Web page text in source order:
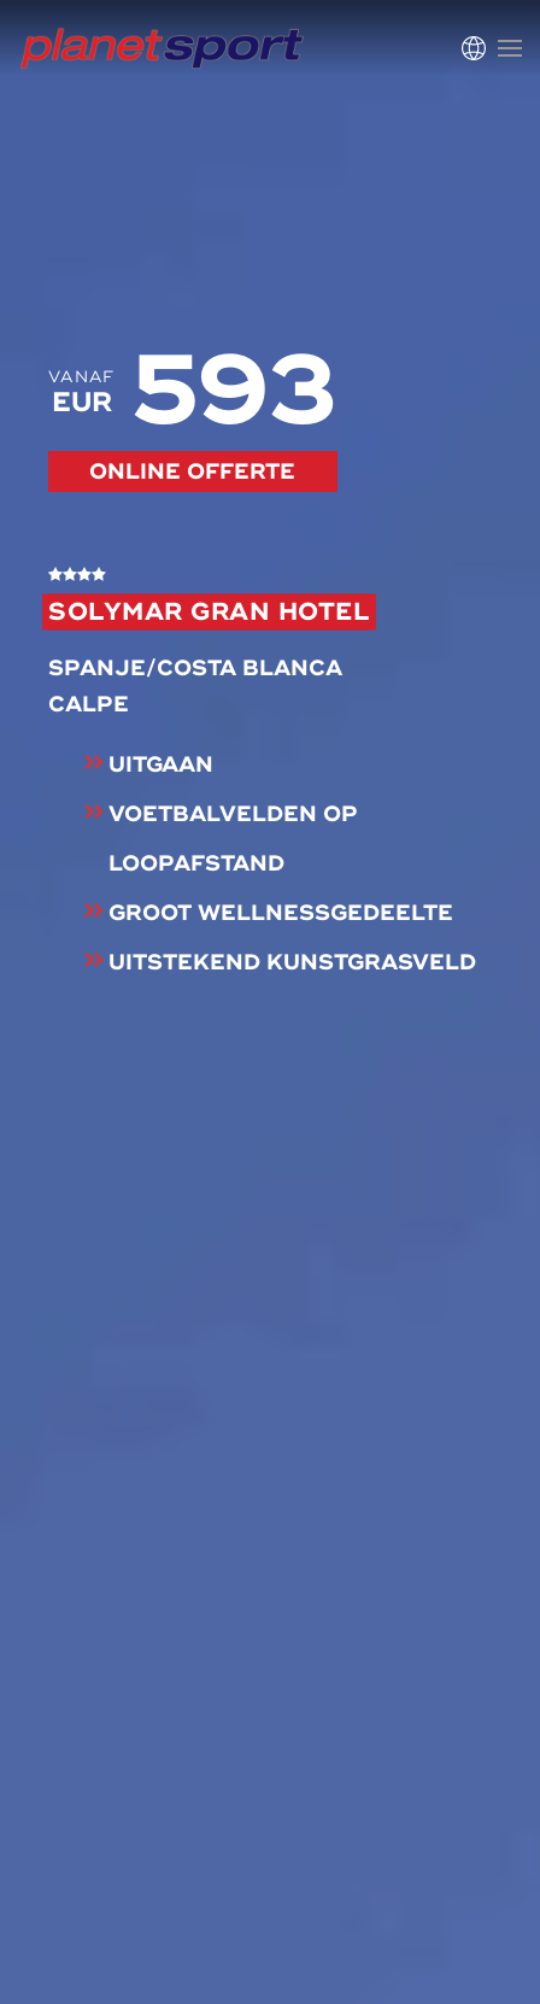
SOLYMAR GRAN HOTEL
SPANJE/COSTA BLANCA
CALPE
UITGAAN
VOETBALVELDEN OP
LOOPAFSTAND
GROOT WELLNESSGEDEELTE
UITSTEKEND KUNSTGRASVELD
VANAF
EUR 593
ONLINE OFFERTE